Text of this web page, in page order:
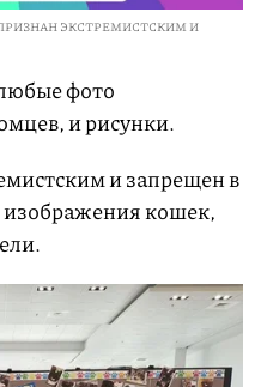
(ПРИЗНАН ЭКСТРЕМИСТСКИМ И
фото
и рисунки.
и запрещен в
кошек,